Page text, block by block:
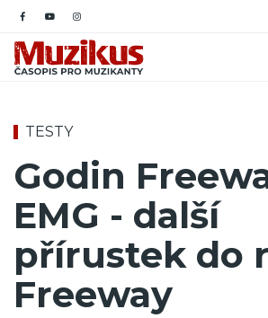
TESTY
Godin
EMG - další
přírustek do
Freeway